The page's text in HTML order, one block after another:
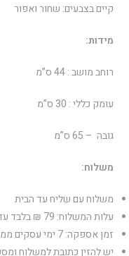
קיים בצבעים: שחור ואפור
מידות:
רוחב מושב : 44 ס”מ
עומק כללי : 30 ס”מ
גובה – 65 ס”מ
משלוח:
משלוח עם שליח עד הבית
עלות המשלוח: 79 ₪ בלבד עד 2 יח’ במשלוח
זמן אספקה: 7 ימי עסקים ממועד קבלת האישור הזמנה במייל.
יש להזין כתובת למשלוח